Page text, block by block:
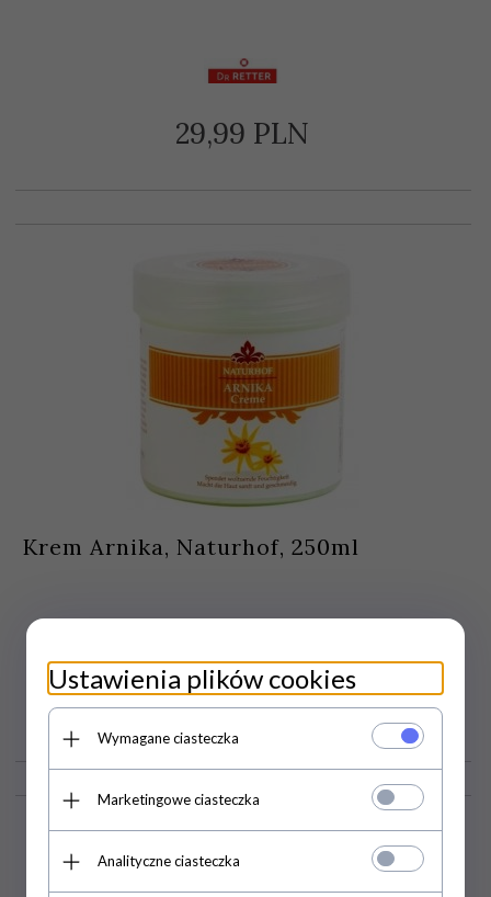
29,99 PLN
Krem Arnika, Naturhof, 250ml
17,00 PLN
Ustawienia plików cookies
Wymagane ciasteczka
Marketingowe ciasteczka
Analityczne ciasteczka